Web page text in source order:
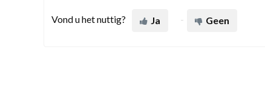
Vond u het nuttig? Ja Geen